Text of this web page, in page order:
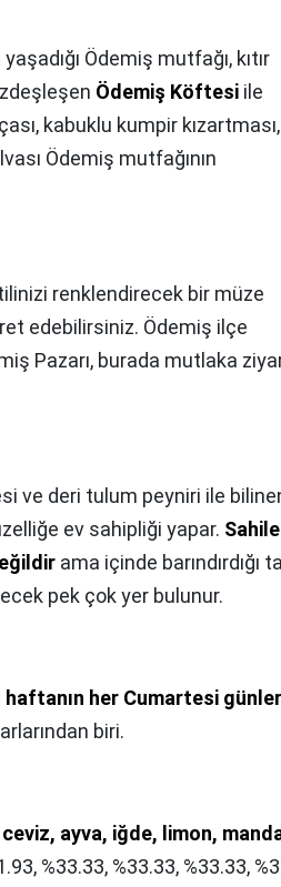
Ödemiş mutfağı, kıtır
Ödemiş Köftesi ile
kabuklu kumpir kızartması,
Ödemiş mutfağının
renklendirecek bir müze
edebilirsiniz. Ödemiş ilçe
Pazarı, burada mutlaka
ve deri tulum peyniri ile
ev sahipliği yapar. Sahile
ama içinde barındırdığı
pek çok yer bulunur.
haftanın her Cumartesi
biri.
ceviz, ayva, iğde, limon,
%33.33, %33.33, %33.33,